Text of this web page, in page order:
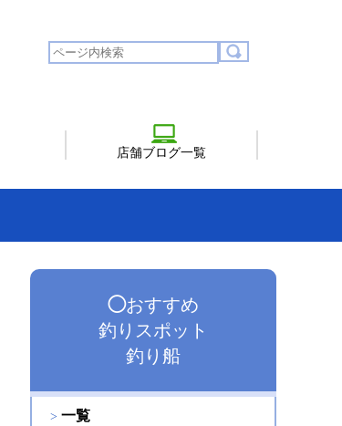
店舗ブログ一覧
◯おすすめ
釣りスポット
釣り船
一覧